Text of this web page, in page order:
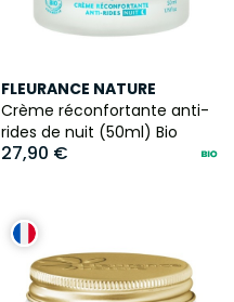
FLEURANCE NATURE
Crème réconfortante anti-
rides de nuit (50ml) Bio
27,90 €